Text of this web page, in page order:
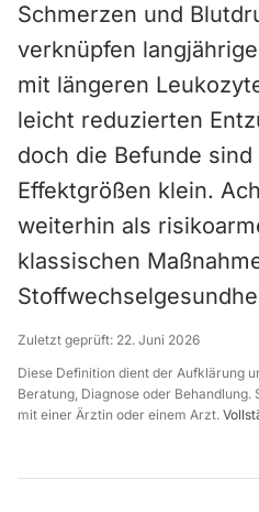
Schmerzen und
verknüpfen
mit längeren
leicht reduzierten
doch die Befunde
Effektgrößen klein.
weiterhin als
klassischen
Zuletzt geprüft: 22. Juni 2026
Diese Definition dient der Aufklärung
Beratung, Diagnose oder
mit einer Ärztin oder einem Arzt.